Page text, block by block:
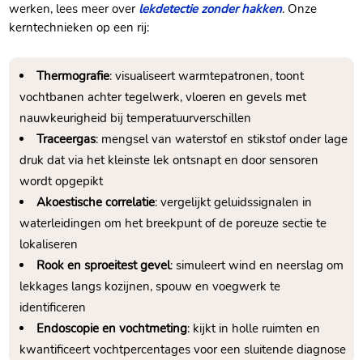
werken, lees meer over lekdetectie zonder hakken. Onze
kerntechnieken op een rij:
Thermografie: visualiseert warmtepatronen, toont
vochtbanen achter tegelwerk, vloeren en gevels met
nauwkeurigheid bij temperatuurverschillen
Traceergas: mengsel van waterstof en stikstof onder lage
druk dat via het kleinste lek ontsnapt en door sensoren
wordt opgepikt
Akoestische correlatie: vergelijkt geluidssignalen in
waterleidingen om het breekpunt of de poreuze sectie te
lokaliseren
Rook en sproeitest gevel: simuleert wind en neerslag om
lekkages langs kozijnen, spouw en voegwerk te
identificeren
Endoscopie en vochtmeting: kijkt in holle ruimten en
kwantificeert vochtpercentages voor een sluitende diagnose